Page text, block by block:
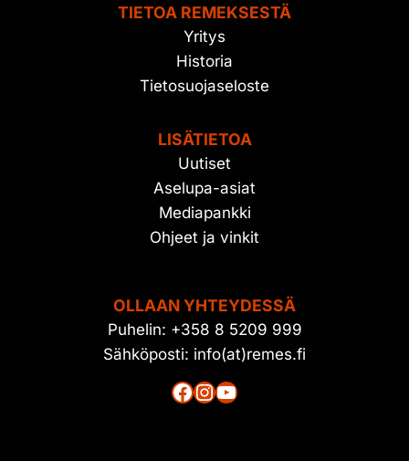
TIETOA REMEKSESTÄ
Yritys
Historia
Tietosuojaseloste
LISÄTIETOA
Uutiset
Aselupa-asiat
Mediapankki
Ohjeet ja vinkit
OLLAAN YHTEYDESSÄ
Puhelin: +358 8 5209 999
Sähköposti: info(at)remes.fi
Facebook
Instagram
YouTube